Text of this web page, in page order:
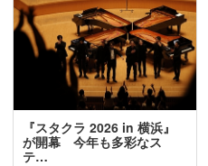
『スタクラ 2026 in 横浜』
が開幕 今年も多彩なス
テ…